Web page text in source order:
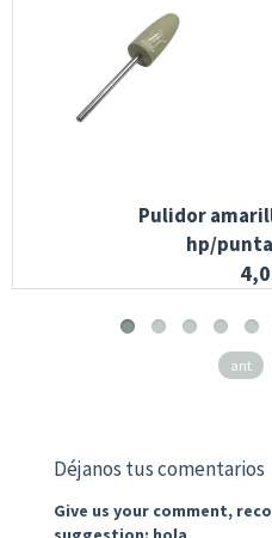
Pulidor
hp/
ant
Déjanos tus comentarios
Give us your comment,